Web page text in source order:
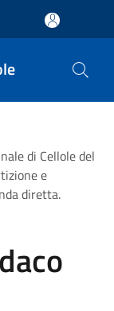
di Cellole del
e
diretta.